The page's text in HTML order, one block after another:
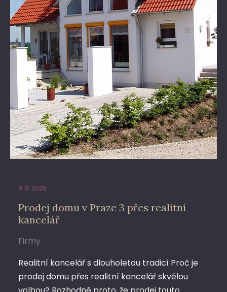
8.10.2025
Prodej domu v Praze 3 přes realitní
kancelář
Firmy
Realitní kancelář s dlouholetou tradicí Proč je
prodej domu přes realitní kancelář skvělou